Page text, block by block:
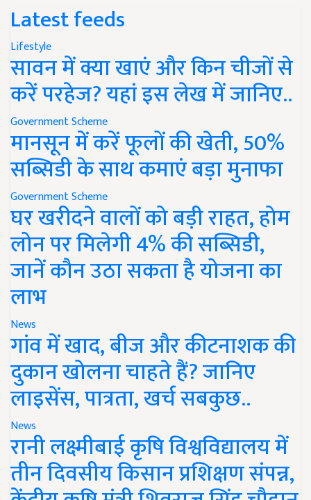
Latest feeds
Lifestyle
सावन में क्या खाएं और किन चीजों से
करें परहेज? यहां इस लेख में जानिए..
Government Scheme
मानसून में करें फूलों की खेती, 50%
सब्सिडी के साथ कमाएं बड़ा मुनाफा
Government Scheme
घर खरीदने वालों को बड़ी राहत, होम
लोन पर मिलेगी 4% की सब्सिडी,
जानें कौन उठा सकता है योजना का
लाभ
News
गांव में खाद, बीज और कीटनाशक की
दुकान खोलना चाहते हैं? जानिए
लाइसेंस, पात्रता, खर्च सबकुछ..
News
रानी लक्ष्मीबाई कृषि विश्वविद्यालय में
तीन दिवसीय किसान प्रशिक्षण संपन्न,